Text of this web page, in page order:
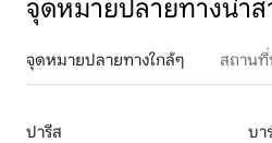
จุดหมายปลายทางน่าส
จุดหมายปลายทางใกล้ๆ สถานที่
ปารีส
บา